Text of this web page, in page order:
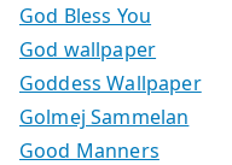
God Bless You
God wallpaper
Goddess Wallpaper
Golmej Sammelan
Good Manners